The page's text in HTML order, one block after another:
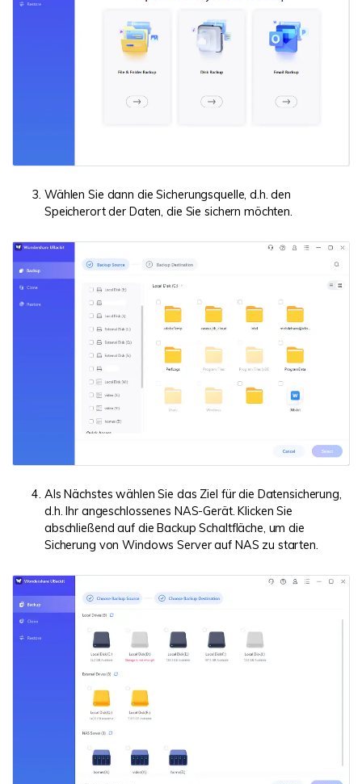
Wählen Sie dann die Sicherungsquelle, d.h. den
Speicherort der Daten, die Sie sichern möchten.
Als Nächstes wählen Sie das Ziel für die Datensicherung,
d.h. Ihr angeschlossenes NAS-Gerät. Klicken Sie
abschließend auf die Backup Schaltfläche, um die
Sicherung von Windows Server auf NAS zu starten.